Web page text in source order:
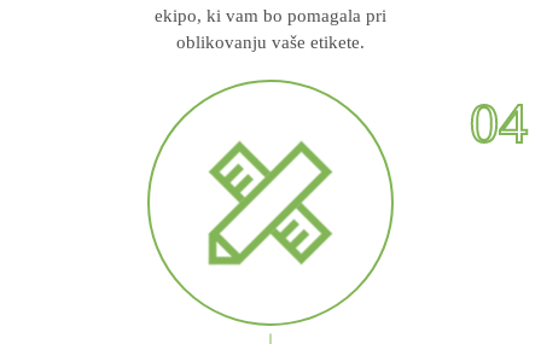
ekipo, ki vam bo pomagala pri
oblikovanju vaše etikete.
04